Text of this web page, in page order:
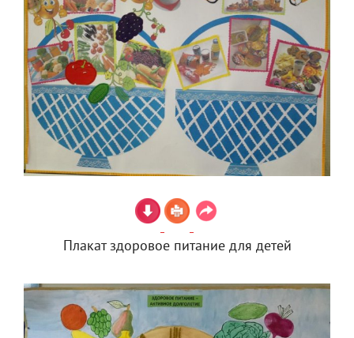
Плакат здоровое питание для детей